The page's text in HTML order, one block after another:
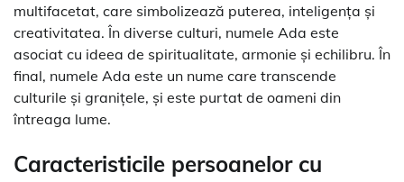
multifacetat, care simbolizează puterea, inteligența și
creativitatea. În diverse culturi, numele Ada este
asociat cu ideea de spiritualitate, armonie și echilibru. În
final, numele Ada este un nume care transcende
culturile și granițele, și este purtat de oameni din
întreaga lume.
Caracteristicile persoanelor cu